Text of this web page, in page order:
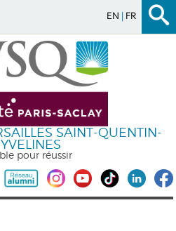
EN FR
SAINT-QUENTIN-
pour réussir